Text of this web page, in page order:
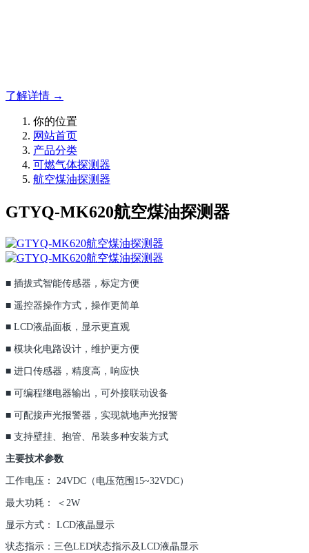
了解详情 →
你的位置
网站首页
产品分类
可燃气体探测器
航空煤油探测器
GTYQ-MK620航空煤油探测器
■ 插拔式智能传感器，标定方便
■ 遥控器操作方式，操作更简单
■ LCD液晶面板，显示更直观
■ 模块化电路设计，维护更方便
■ 进口传感器，精度高，响应快
■ 可编程继电器输出，可外接联动设备
■ 可配接声光报警器，实现就地声光报警
■ 支持壁挂、抱管、吊装多种安装方式
主要技术参数
工作电压： 24VDC（电压范围15~32VDC）
最大功耗： ＜2W
显示方式： LCD液晶显示
状态指示：三色LED状态指示及LCD液晶显示